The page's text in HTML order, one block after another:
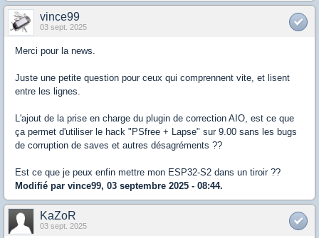
vince99
03 sept. 2025
Merci pour la news.
Juste une petite question pour ceux qui comprennent vite, et lisent
entre les lignes.
L'ajout de la prise en charge du plugin de correction AIO, est ce que
ça permet d'utiliser le hack "PSfree + Lapse" sur 9.00 sans les bugs
de corruption de saves et autres désagréments ??
Est ce que je peux enfin mettre mon ESP32-S2 dans un tiroir ??
Modifié par vince99, 03 septembre 2025 - 08:44.
KaZoR
03 sept. 2025